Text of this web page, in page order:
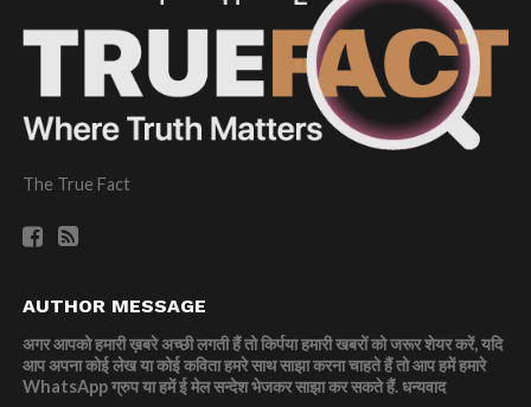
The True Fact
AUTHOR MESSAGE
अगर आपको हमारी ख़बरे अच्छी लगती हैं तो किर्पया हमारी खबरों को जरूर शेयर करें, यदि
आप अपना कोई लेख या कोई कविता हमरे साथ साझा करना चाहते हैं तो आप हमें हमारे
WhatsApp ग्रुप या हमें ई मेल सन्देश भेजकर साझा कर सकते हैं.धन्यवाद